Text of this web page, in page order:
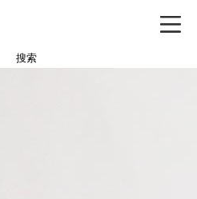
搜索